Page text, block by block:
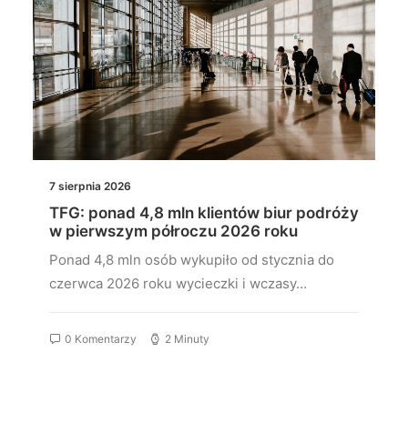
7 sierpnia 2026
TFG: ponad 4,8 mln klientów biur podróży
w pierwszym półroczu 2026 roku
Ponad 4,8 mln osób wykupiło od stycznia do
czerwca 2026 roku wycieczki i wczasy…
0 Komentarzy 2 Minuty